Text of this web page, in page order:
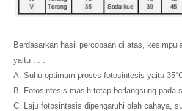
Berdasarkan hasil percobaan di atas,
yaitu . . .
A. Suhu optimum proses fotosintesis yaitu
B. Fotosintesis masih tetap berlangsung pada
C. Laju fotosintesis dipengaruhi oleh cahaya,